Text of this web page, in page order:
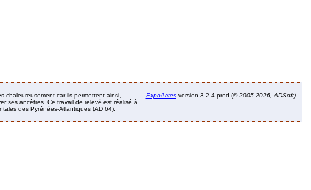
chaleureusement car ils permettent ainsi,
ses ancêtres. Ce travail de relevé est réalisé à
des Pyrénées-Atlantiques (AD 64).
ExpoActesversion 3.2.4-prod (©2005-2026, ADSoft)